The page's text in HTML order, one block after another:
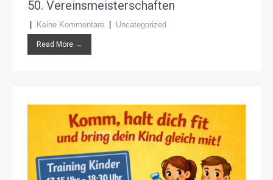
50. Vereinsmeisterschaften
Keine Kommentare Uncategorized
Read More →